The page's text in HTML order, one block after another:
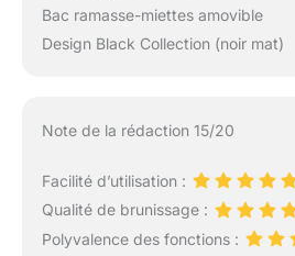
Bac ramasse-miettes amovible
Design Black Collection (noir mat)
Note de la rédaction 15/20
Facilité d’utilisation :
Qualité de brunissage :
Polyvalence des fonctions :